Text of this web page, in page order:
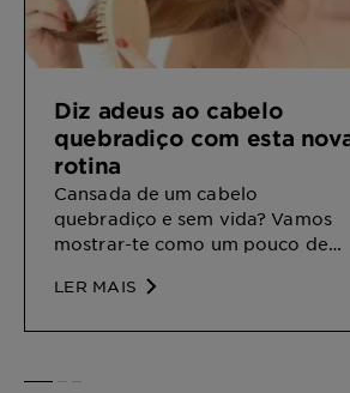
Diz adeus ao cabelo
quebradiço com esta
rotina
Cansada de um cabelo
quebradiço e sem vida? Vamos
mostrar-te como um pouco de
devolver a velha glória ao teu
LER MAIS